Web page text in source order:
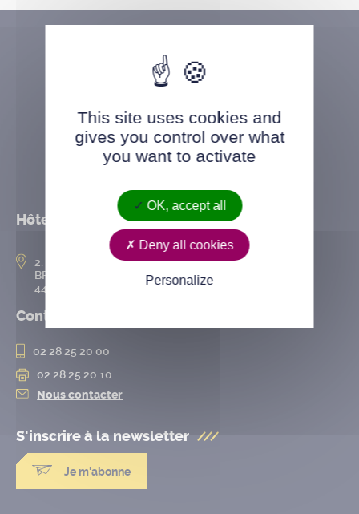
Hôtel de ville
2, rue de l’Hôtel-de-Ville
BP 50167
44802 Saint-Herblain cedex
Contact
02 28 25 20 00
02 28 25 20 10
Nous contacter
S'inscrire à la newsletter
Je m'abonne
This site uses cookies and
gives you control over what
you want to activate
OK, accept all
Deny all cookies
Personalize